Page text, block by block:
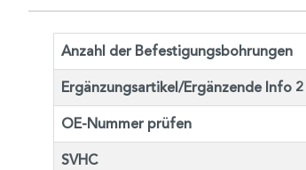
Anzahl der Befestigungsbohrungen
Ergänzungsartikel/Ergänzende Info 2
OE-Nummer prüfen
SVHC